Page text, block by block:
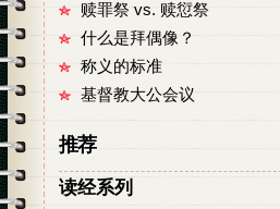
赎罪祭 vs. 赎愆祭
什么是拜偶像？
称义的标准
基督教大公会议
推荐
读经系列